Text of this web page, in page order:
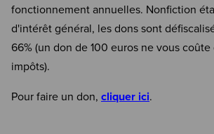
fonctionnement annuelles. Nonfiction
d'intérêt général, les dons sont
66% (un don de 100 euros ne vous
impôts).
Pour faire un don, cliquer ici.